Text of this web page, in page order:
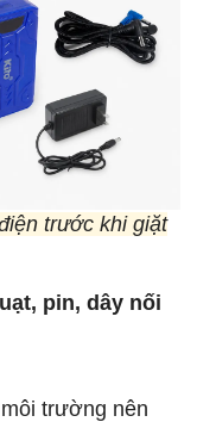
trước khi giặt
pin, dây nối
trường nên